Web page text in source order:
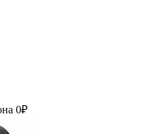
0₽